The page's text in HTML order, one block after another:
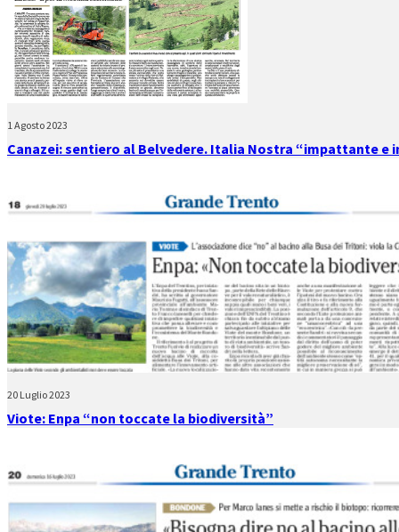
1 Agosto 2023
Canazei: sentiero al Belvedere. Italia Nostra “impattante e
20 Luglio 2023
Viote: Enpa “non toccate la biodiversità”